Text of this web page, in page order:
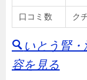
口コミ数 ク
いとう腎
容を見る